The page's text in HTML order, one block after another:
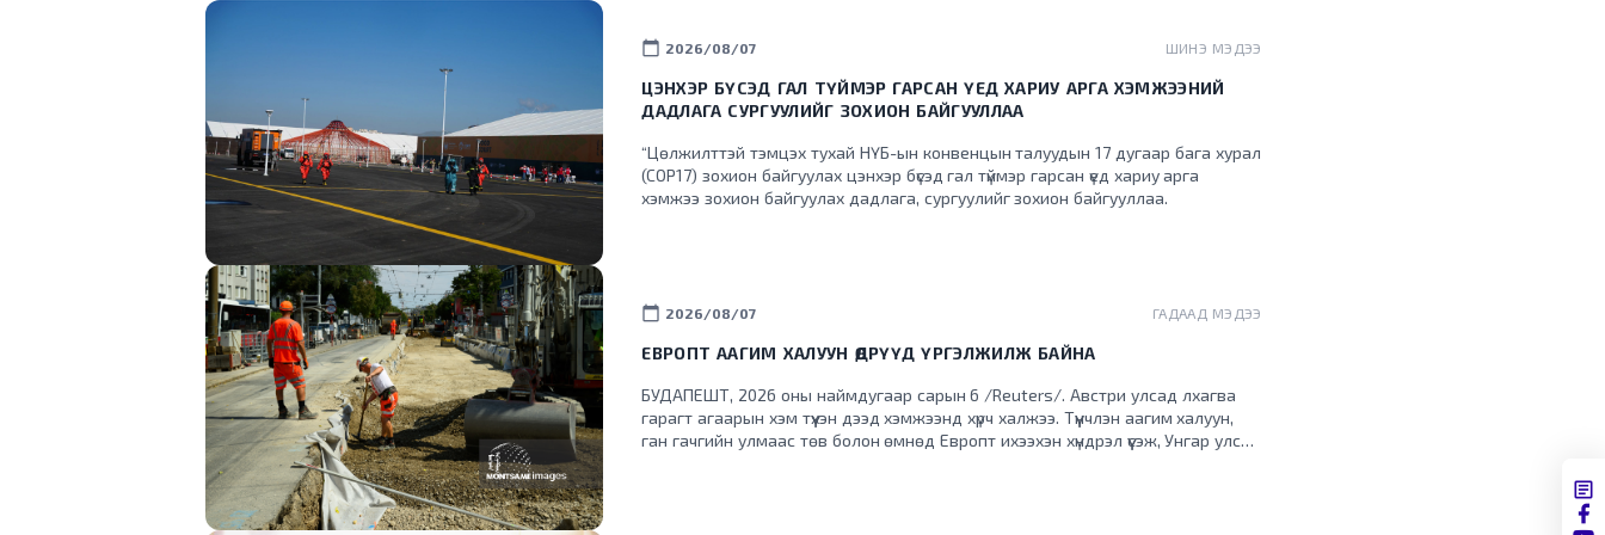
calendar_today 2026/08/07 ШИНЭ МЭДЭЭ
ЦЭНХЭР БҮСЭД ГАЛ ТҮЙМЭР ГАРСАН ҮЕД ХАРИУ АРГА ХЭМЖЭЭНИЙ
ДАДЛАГА СУРГУУЛИЙГ ЗОХИОН БАЙГУУЛЛАА
“Цөлжилттэй тэмцэх тухай НҮБ-ын конвенцын талуудын 17 дугаар бага хурал
(COP17) зохион байгуулах цэнхэр бүсэд гал түймэр гарсан үед хариу арга
хэмжээ зохион байгуулах дадлага, сургуулийг зохион байгууллаа.
calendar_today 2026/08/07 ГАДААД МЭДЭЭ
ЕВРОПТ ААГИМ ХАЛУУН ӨДРҮҮД ҮРГЭЛЖИЛЖ БАЙНА
БУДАПЕШТ, 2026 оны наймдугаар сарын 6 /Reuters/. Австри улсад лхагва
гарагт агаарын хэм түүхэн дээд хэмжээнд хүрч халжээ. Түүнчлэн аагим халуун,
ган гачгийн улмаас төв болон өмнөд Европт ихээхэн хүндрэл үүсэж, Унгар улсад